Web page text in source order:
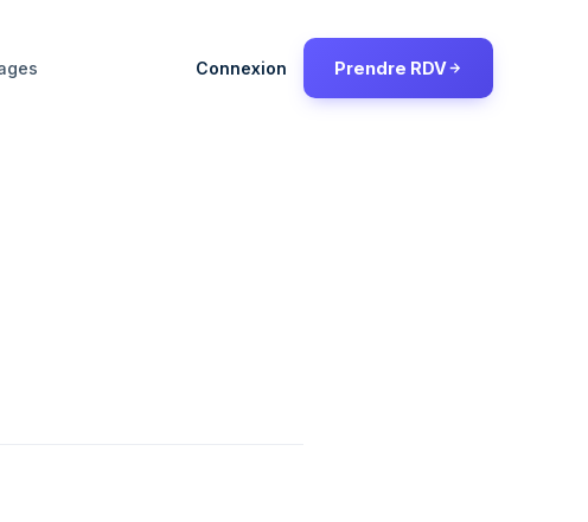
Connexion Prendre RDV